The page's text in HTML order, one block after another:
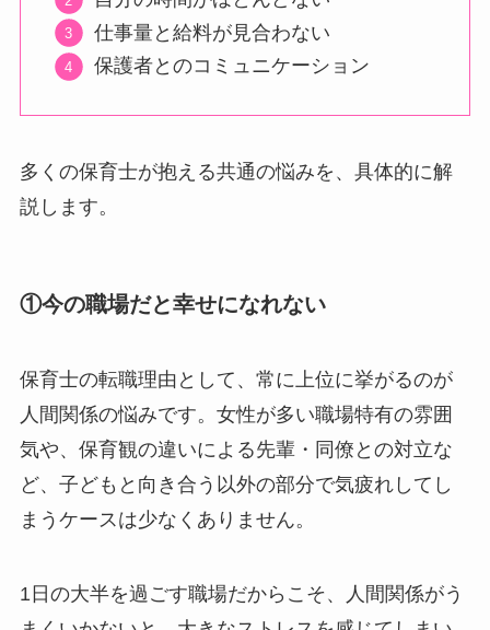
仕事量と給料が見合わない
保護者とのコミュニケーション
多くの保育士が抱える共通の悩みを、具体的に解
説します。
①今の職場だと幸せになれない
保育士の転職理由として、常に上位に挙がるのが
人間関係の悩みです。女性が多い職場特有の雰囲
気や、保育観の違いによる先輩・同僚との対立な
ど、子どもと向き合う以外の部分で気疲れしてし
まうケースは少なくありません。
1日の大半を過ごす職場だからこそ、人間関係がう